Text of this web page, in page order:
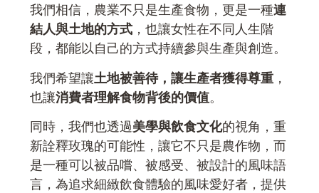
我們相信，農業不只是生產食物，更是一種連
結人與土地的方式 ，也讓女性在不同人生階
段，都能以自己的方式持續參與生產與創造。
我們希望讓土地被善待，讓生產者獲得尊重 ，
也讓消費者理解食物背後的價值。
同時，我們也透過美學與飲食文化的視角，重
新詮釋玫瑰的可能性，讓它不只是農作物，而
是一種可以被品嚐、被感受、被設計的風味語
言，為追求細緻飲食體驗的風味愛好者，提供